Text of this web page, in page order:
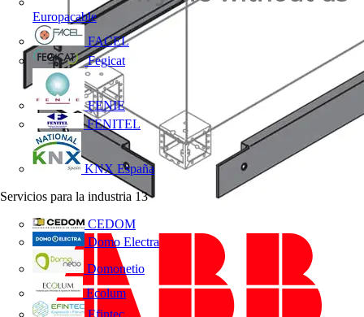
Europacable
FACEL
Fegicat
FENIE
FENITEL
KNX España
Servicios para la industria 13
CEDOM
Domo Electra
Domonetio
Ecolum
Efintec